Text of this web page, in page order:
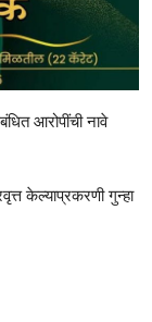
आरोपींची नावे
केल्याप्रकरणी गुन्हा